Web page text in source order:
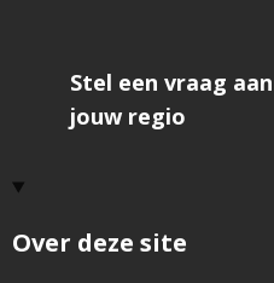
Over deze site
Stel een vraag
jouw regio